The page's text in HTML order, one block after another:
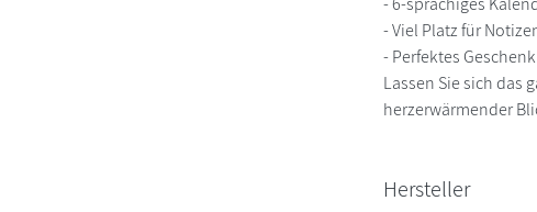
- Viel Platz für
- Perfektes
Lassen Sie sich das
herzerwärmender
Hersteller